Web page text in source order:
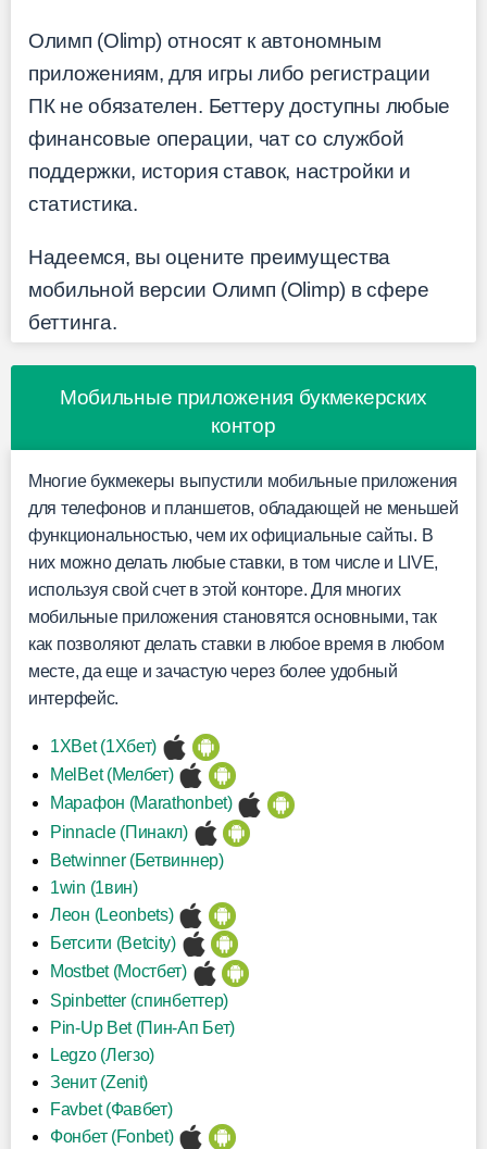
Олимп (Olimp) относят к автономным
приложениям, для игры либо регистрации
ПК не обязателен. Беттеру доступны любые
финансовые операции, чат со службой
поддержки, история ставок, настройки и
статистика.
Надеемся, вы оцените преимущества
мобильной версии Олимп (Olimp) в сфере
беттинга.
Мобильные приложения букмекерских
контор
Многие букмекеры выпустили мобильные приложения
для телефонов и планшетов, обладающей не меньшей
функциональностью, чем их официальные сайты. В
них можно делать любые ставки, в том числе и LIVE,
используя свой счет в этой конторе. Для многих
мобильные приложения становятся основными, так
как позволяют делать ставки в любое время в любом
месте, да еще и зачастую через более удобный
интерфейс.
1XBet (1Хбет)
MelBet (Мелбет)
Марафон (Marathonbet)
Pinnacle (Пинакл)
Betwinner (Бетвиннер)
1win (1вин)
Леон (Leonbets)
Бетсити (Betcity)
Mostbet (Мостбет)
Spinbetter (спинбеттер)
Pin-Up Bet (Пин-Ап Бет)
Legzo (Легзо)
Зенит (Zenit)
Favbet (Фавбет)
Фонбет (Fonbet)